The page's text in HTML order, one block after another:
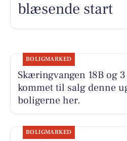
blæsende start
BOLIGMARKED
Skæringvangen 18B og
kommet til salg denne
boligerne her.
BOLIGMARKED